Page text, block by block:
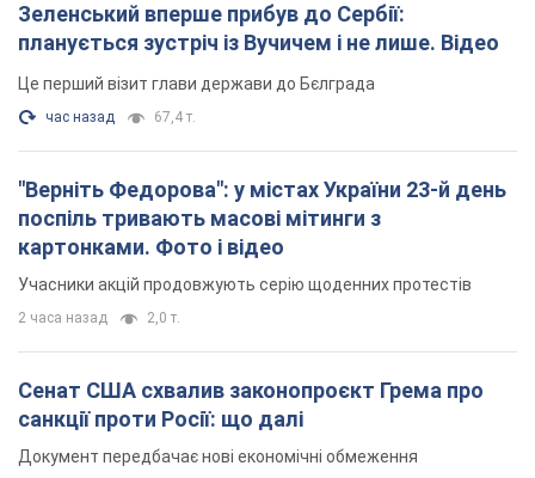
Зеленський вперше прибув до Сербії:
планується зустріч із Вучичем і не лише. Відео
Це перший візит глави держави до Бєлграда
час назад 67,4 т.
"Верніть Федорова": у містах України 23-й день
поспіль тривають масові мітинги з
картонками. Фото і відео
Учасники акцій продовжують серію щоденних протестів
2 часа назад 2,0 т.
Сенат США схвалив законопроєкт Грема про
санкції проти Росії: що далі
Документ передбачає нові економічні обмеження